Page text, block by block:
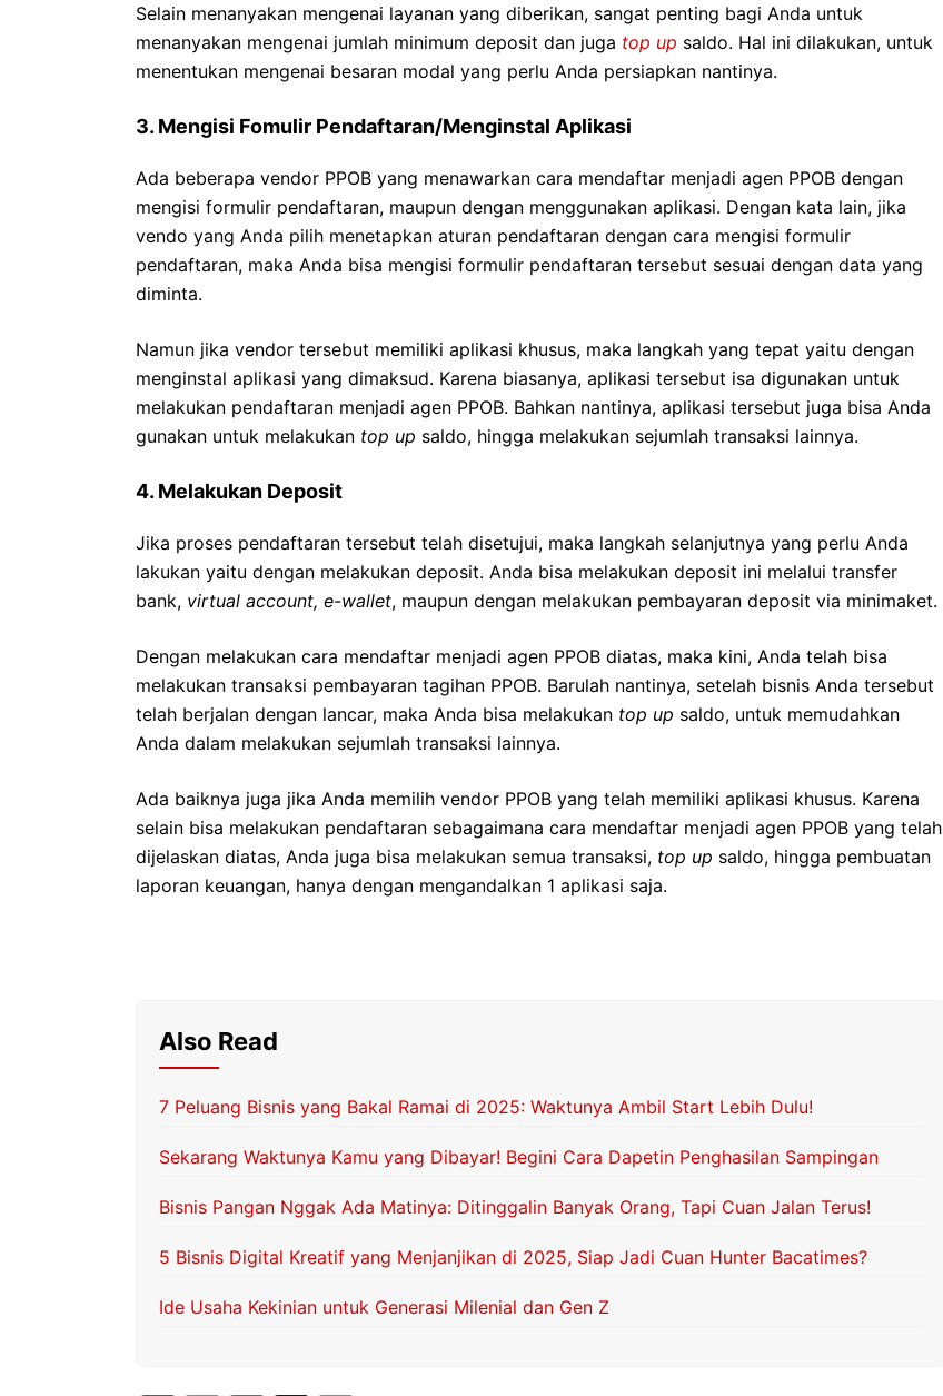
Selain menanyakan mengenai layanan yang diberikan, sangat penting bagi Anda untuk
menanyakan mengenai jumlah minimum deposit dan juga top up saldo. Hal ini dilakukan, untuk
menentukan mengenai besaran modal yang perlu Anda persiapkan nantinya.
3. Mengisi Fomulir Pendaftaran/Menginstal Aplikasi
Ada beberapa vendor PPOB yang menawarkan cara mendaftar menjadi agen PPOB dengan
mengisi formulir pendaftaran, maupun dengan menggunakan aplikasi. Dengan kata lain, jika
vendo yang Anda pilih menetapkan aturan pendaftaran dengan cara mengisi formulir
pendaftaran, maka Anda bisa mengisi formulir pendaftaran tersebut sesuai dengan data yang
diminta.
Namun jika vendor tersebut memiliki aplikasi khusus, maka langkah yang tepat yaitu dengan
menginstal aplikasi yang dimaksud. Karena biasanya, aplikasi tersebut isa digunakan untuk
melakukan pendaftaran menjadi agen PPOB. Bahkan nantinya, aplikasi tersebut juga bisa Anda
gunakan untuk melakukan top up saldo, hingga melakukan sejumlah transaksi lainnya.
4. Melakukan Deposit
Jika proses pendaftaran tersebut telah disetujui, maka langkah selanjutnya yang perlu Anda
lakukan yaitu dengan melakukan deposit. Anda bisa melakukan deposit ini melalui transfer
bank, virtual account, e-wallet, maupun dengan melakukan pembayaran deposit via minimaket.
Dengan melakukan cara mendaftar menjadi agen PPOB diatas, maka kini, Anda telah bisa
melakukan transaksi pembayaran tagihan PPOB. Barulah nantinya, setelah bisnis Anda tersebut
telah berjalan dengan lancar, maka Anda bisa melakukan top up saldo, untuk memudahkan
Anda dalam melakukan sejumlah transaksi lainnya.
Ada baiknya juga jika Anda memilih vendor PPOB yang telah memiliki aplikasi khusus. Karena
selain bisa melakukan pendaftaran sebagaimana cara mendaftar menjadi agen PPOB yang telah
dijelaskan diatas, Anda juga bisa melakukan semua transaksi, top up saldo, hingga pembuatan
laporan keuangan, hanya dengan mengandalkan 1 aplikasi saja.
Also Read
7 Peluang Bisnis yang Bakal Ramai di 2025: Waktunya Ambil Start Lebih Dulu!
Sekarang Waktunya Kamu yang Dibayar! Begini Cara Dapetin Penghasilan Sampingan
Bisnis Pangan Nggak Ada Matinya: Ditinggalin Banyak Orang, Tapi Cuan Jalan Terus!
5 Bisnis Digital Kreatif yang Menjanjikan di 2025, Siap Jadi Cuan Hunter Bacatimes?
Ide Usaha Kekinian untuk Generasi Milenial dan Gen Z